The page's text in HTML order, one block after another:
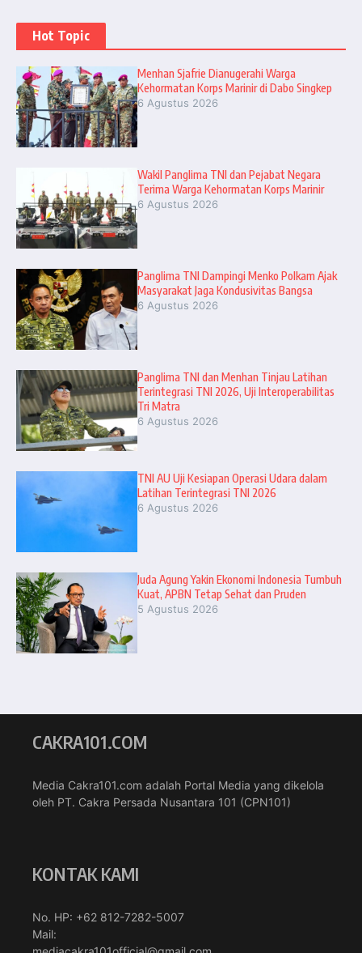
Hot Topic
Menhan Sjafrie Dianugerahi Warga
Kehormatan Korps Marinir di Dabo Singkep
6 Agustus 2026
Wakil Panglima TNI dan Pejabat Negara
Terima Warga Kehormatan Korps Marinir
6 Agustus 2026
Panglima TNI Dampingi Menko Polkam Ajak
Masyarakat Jaga Kondusivitas Bangsa
6 Agustus 2026
Panglima TNI dan Menhan Tinjau Latihan
Terintegrasi TNI 2026, Uji Interoperabilitas
Tri Matra
6 Agustus 2026
TNI AU Uji Kesiapan Operasi Udara dalam
Latihan Terintegrasi TNI 2026
6 Agustus 2026
Juda Agung Yakin Ekonomi Indonesia Tumbuh
Kuat, APBN Tetap Sehat dan Pruden
5 Agustus 2026
CAKRA101.COM
Media Cakra101.com adalah Portal Media yang dikelola
oleh PT. Cakra Persada Nusantara 101 (CPN101)
KONTAK KAMI
No. HP: +62 812-7282-5007
Mail: